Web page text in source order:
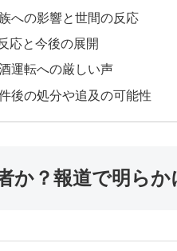
への影響と世間の反応
応と今後の展開
運転への厳しい声
後の処分や追及の可能性
か？報道で明ら